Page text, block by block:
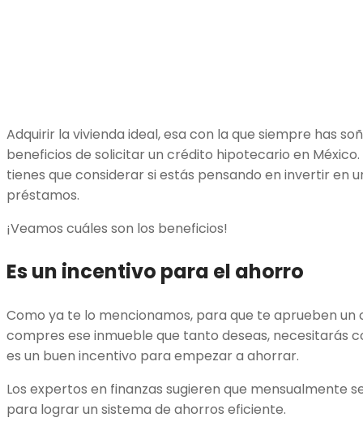
Adquirir la vivienda ideal, esa con la que siempre has
beneficios de solicitar un crédito hipotecario en
tienes que considerar si estás pensando en invertir en
préstamos.
¡Veamos cuáles son los beneficios!
Es un incentivo para el ahorro
Como ya te lo mencionamos, para que te aprueben
compres ese inmueble que tanto deseas, necesitarás
es un buen incentivo para empezar a ahorrar.
Los expertos en finanzas sugieren que mensualmente
para lograr un sistema de ahorros eficiente.